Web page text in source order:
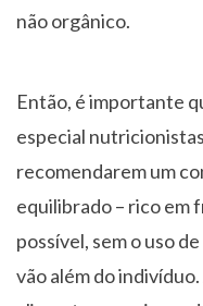
não orgânico.
Então, é importante
especial
recomendarem um
equilibrado – rico em
possível, sem o uso
vão além do